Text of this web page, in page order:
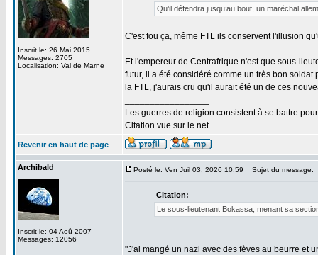
Inscrit le: 26 Mai 2015
Messages: 2705
Localisation: Val de Marne
Qu’il défendra jusqu’au bout, un maréchal
C'est fou ça, même FTL ils conservent l'illusion
Et l'empereur de Centrafrique n'est que sous-
futur, il a été considéré comme un très bon
la FTL, j'aurais cru qu'il aurait été un de ces
Les guerres de religion consistent à se battre
Citation vue sur le net
Revenir en haut de page
Archibald
Inscrit le: 04 Aoû 2007
Messages: 12056
Posté le: Ven Juil 03, 2026 10:59 Sujet du message:
Citation:
Le sous-lieutenant Bokassa, menant sa
"J'ai mangé un nazi avec des fèves au beurre et